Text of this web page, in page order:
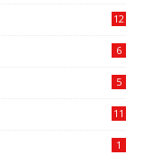
12
6
5
11
1